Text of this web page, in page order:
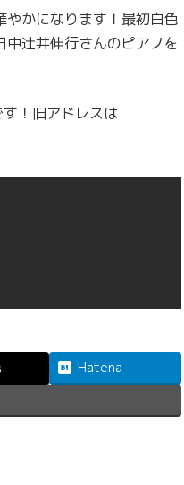
かになります！最初白色
辻井伸行さんのピアノを
す！旧アドレスは
Hatena